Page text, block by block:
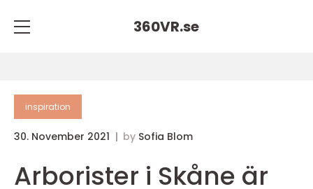
360VR.se
inspiration
30. November 2021 by Sofia Blom
Arborister i Skåne är